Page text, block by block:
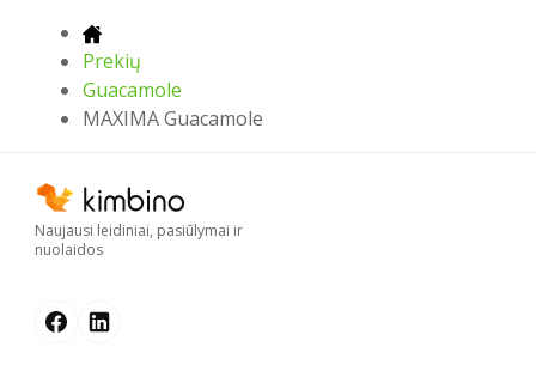
Prekių
Guacamole
MAXIMA Guacamole
Naujausi leidiniai, pasiūlymai ir
nuolaidos